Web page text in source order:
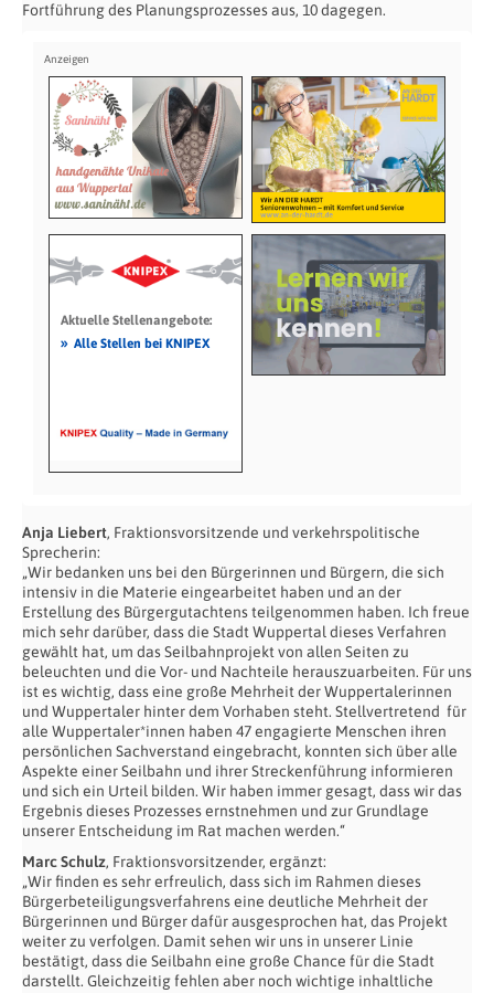
Fortführung des Planungsprozesses aus, 10 dagegen.
Aktuelle Stellenangebote:
» Alle Stellen bei KNIPEX
Anja Liebert, Fraktionsvorsitzende und verkehrspolitische
Sprecherin:
„Wir bedanken uns bei den Bürgerinnen und Bürgern, die sich
intensiv in die Materie eingearbeitet haben und an der
Erstellung des Bürgergutachtens teilgenommen haben. Ich freue
mich sehr darüber, dass die Stadt Wuppertal dieses Verfahren
gewählt hat, um das Seilbahnprojekt von allen Seiten zu
beleuchten und die Vor- und Nachteile herauszuarbeiten. Für uns
ist es wichtig, dass eine große Mehrheit der Wuppertalerinnen
und Wuppertaler hinter dem Vorhaben steht. Stellvertretend für
alle Wuppertaler*innen haben 47 engagierte Menschen ihren
persönlichen Sachverstand eingebracht, konnten sich über alle
Aspekte einer Seilbahn und ihrer Streckenführung informieren
und sich ein Urteil bilden. Wir haben immer gesagt, dass wir das
Ergebnis dieses Prozesses ernstnehmen und zur Grundlage
unserer Entscheidung im Rat machen werden.“
Marc Schulz, Fraktionsvorsitzender, ergänzt:
„Wir finden es sehr erfreulich, dass sich im Rahmen dieses
Bürgerbeteiligungsverfahrens eine deutliche Mehrheit der
Bürgerinnen und Bürger dafür ausgesprochen hat, das Projekt
weiter zu verfolgen. Damit sehen wir uns in unserer Linie
bestätigt, dass die Seilbahn eine große Chance für die Stadt
darstellt. Gleichzeitig fehlen aber noch wichtige inhaltliche